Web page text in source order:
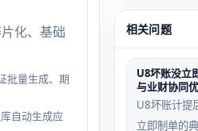
化、基础
批量生成、期
自动生成应
相关问题
U8坏账没立
与业财协同
U8坏账计提
立即制单的